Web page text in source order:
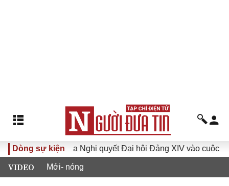
Dòng sự kiện
XVI Đưa Nghị quyết Đại hội Đảng XIV vào cuộc sống
VIDEO Mới- nóng